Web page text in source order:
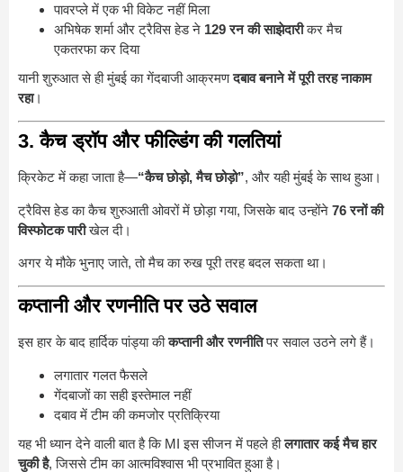
पावरप्ले में एक भी विकेट नहीं मिला
अभिषेक शर्मा और ट्रैविस हेड ने 129 रन की साझेदारीकर मैच
एकतरफा कर दिया
यानी शुरुआत से ही मुंबई का गेंदबाजी आक्रमणदबाव बनाने में पूरी तरह नाकाम
रहा।
3. कैच ड्रॉप और फील्डिंग की गलतियां
क्रिकेट में कहा जाता है—“कैच छोड़ो, मैच छोड़ो”, और यही मुंबई के साथ हुआ।
ट्रैविस हेड का कैच शुरुआती ओवरों में छोड़ा गया, जिसके बाद उन्होंने 76 रनों की
विस्फोटक पारीखेल दी।
अगर ये मौके भुनाए जाते, तो मैच का रुख पूरी तरह बदल सकता था।
कप्तानी और रणनीति पर उठे सवाल
इस हार के बाद हार्दिक पांड्या कीकप्तानी और रणनीतिपर सवाल उठने लगे हैं।
लगातार गलत फैसले
गेंदबाजों का सही इस्तेमाल नहीं
दबाव में टीम की कमजोर प्रतिक्रिया
यह भी ध्यान देने वाली बात है कि MI इस सीजन में पहले हीलगातार कई मैच हार
चुकी है, जिससे टीम का आत्मविश्वास भी प्रभावित हुआ है।